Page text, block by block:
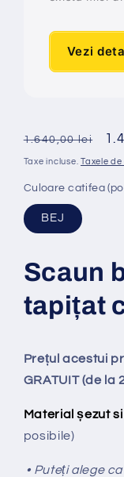
Vezi
Preț
obișnuit
1.640,00 lei
Taxe incluse.Taxele
Culoare catifea
BEJ
Scaun
tapițat
Prețul acestui
GRATUIT (de la
Material șezut
posibile)
• Puteți alege